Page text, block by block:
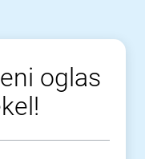
oglas